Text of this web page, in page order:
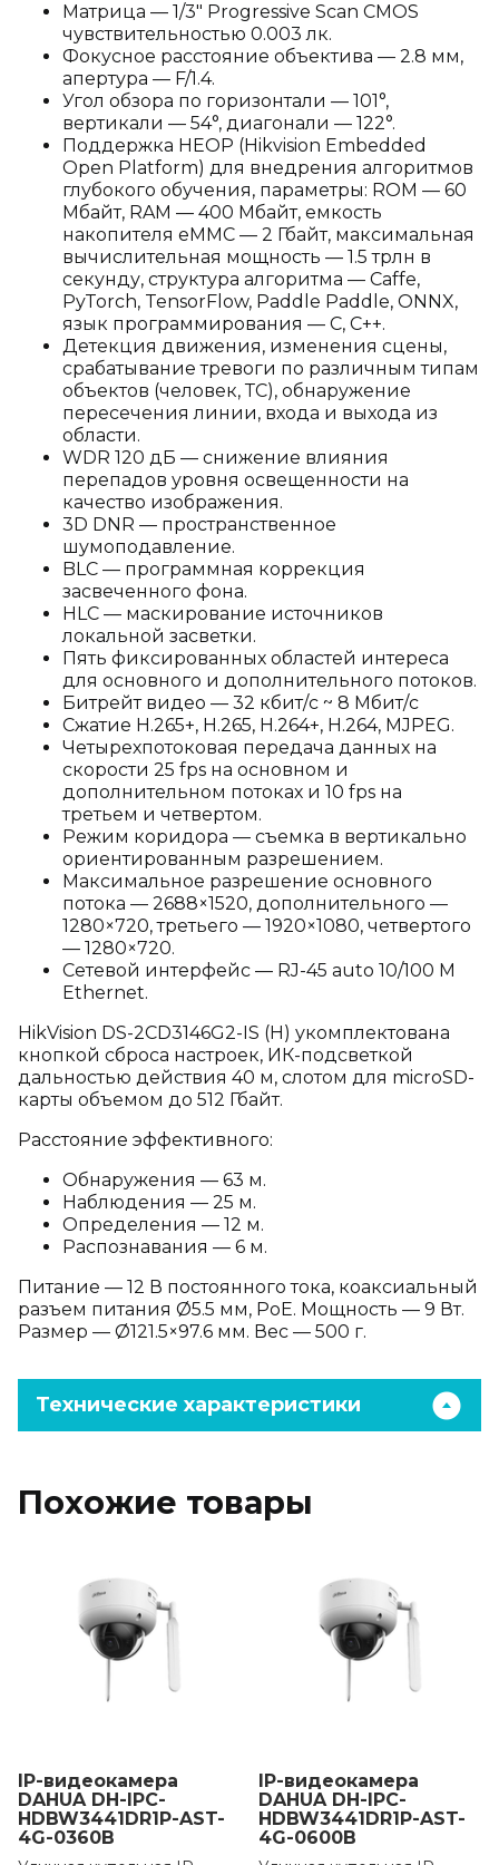
Матрица — 1/3" Progressive Scan CMOS
чувствительностью 0.003 лк.
Фокусное расстояние объектива — 2.8 мм,
апертура — F/1.4.
Угол обзора по горизонтали — 101°,
вертикали — 54°, диагонали — 122°.
Поддержка HEOP (Hikvision Embedded
Open Platform) для внедрения алгоритмов
глубокого обучения, параметры: ROM — 60
Мбайт, RAM — 400 Мбайт, емкость
накопителя eMMC — 2 Гбайт, максимальная
вычислительная мощность — 1.5 трлн в
секунду, структура алгоритма — Caffe,
PyTorch, TensorFlow, Paddle Paddle, ONNX,
язык программирования — C, C++.
Детекция движения, изменения сцены,
срабатывание тревоги по различным типам
объектов (человек, ТС), обнаружение
пересечения линии, входа и выхода из
области.
WDR 120 дБ — снижение влияния
перепадов уровня освещенности на
качество изображения.
3D DNR — пространственное
шумоподавление.
BLC — программная коррекция
засвеченного фона.
HLC — маскирование источников
локальной засветки.
Пять фиксированных областей интереса
для основного и дополнительного потоков.
Битрейт видео — 32 кбит/с ~ 8 Мбит/с
Сжатие H.265+, H.265, H.264+, H.264, MJPEG.
Четырехпотоковая передача данных на
скорости 25 fps на основном и
дополнительном потоках и 10 fps на
третьем и четвертом.
Режим коридора — съемка в вертикально
ориентированным разрешением.
Максимальное разрешение основного
потока — 2688×1520, дополнительного —
1280×720, третьего — 1920×1080, четвертого
— 1280×720.
Сетевой интерфейс — RJ-45 auto 10/100 М
Ethernet.
HikVision DS-2CD3146G2-IS (H) укомплектована
кнопкой сброса настроек, ИК-подсветкой
дальностью действия 40 м, слотом для microSD-
карты объемом до 512 Гбайт.
Расстояние эффективного:
Обнаружения — 63 м.
Наблюдения — 25 м.
Определения — 12 м.
Распознавания — 6 м.
Питание — 12 В постоянного тока, коаксиальный
разъем питания Ø5.5 мм, PoE. Мощность — 9 Вт.
Размер — Ø121.5×97.6 мм. Вес — 500 г.
Технические характеристики
Похожие товары
IP-видеокамера
DAHUA DH-IPC-
HDBW3441DR1P-AST-
4G-0360B
IP-видеокамера
DAHUA DH-IPC-
HDBW3441DR1P-AST-
4G-0600B